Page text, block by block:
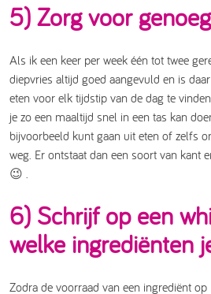
5) Zorg voor
Als ik een keer per week één tot twee
diepvries altijd goed aangevuld en is
eten voor elk tijdstip van de dag te
je zo een maaltijd snel in een tas kan
bijvoorbeeld kunt gaan uit eten of zelfs
weg. Er ontstaat dan een soort van kant
😉 .
6) Schrijf op een
welke ingrediënten
Zodra de voorraad van een ingrediënt